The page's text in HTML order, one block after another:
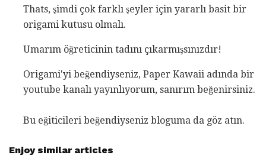
Thats, şimdi çok farklı şeyler için yararlı basit bir
origami kutusu olmalı.
Umarım öğreticinin tadını çıkarmışsınızdır!
Origami'yi beğendiyseniz, Paper Kawaii adında bir
youtube kanalı yayınlıyorum, sanırım beğenirsiniz.
Bu eğiticileri beğendiyseniz bloguma da göz atın.
Enjoy similar articles